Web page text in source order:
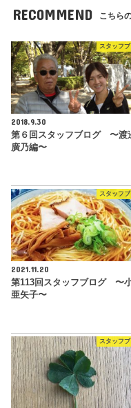
RECOMMEND こちら
スタッフ
2018.9.30
第６回スタッフブログ 〜
廣乃編〜
スタッフ
2021.11.20
第113回スタッフブログ 〜
亜矢子〜
スタッフ